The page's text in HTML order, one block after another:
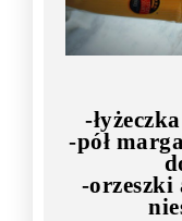
-
-pół
-